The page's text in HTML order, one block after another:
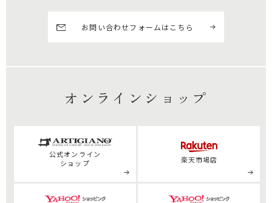
お問い合わせフォームはこちら
オンラインショップ
公式オンライン
ショップ
楽天市場店